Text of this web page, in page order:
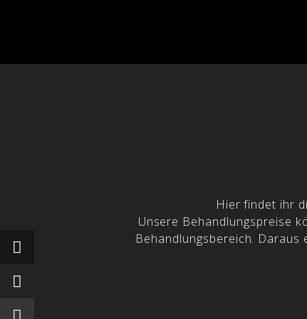
Hier findet ihr
Unsere Behandlungspreise
Behandlungsbereich. Daraus